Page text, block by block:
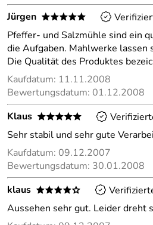
Jürgen
*****
Pfeffer- und Salzmühle sind ein
die Aufgaben. Mahlwerke
Die Qualität des Produktes
Kaufdatum: 11.11.2008
Bewertungsdatum: 01.12.2008
Klaus
*****
Sehr stabil und sehr gute
Kaufdatum: 09.12.2007
Bewertungsdatum: 30.01.2008
klaus
****o
Aussehen sehr gut. Leider dreht